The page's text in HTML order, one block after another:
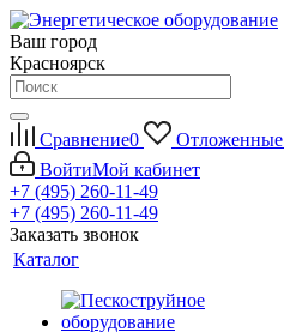
Ваш город
Красноярск
Сравнение0 Отложенные
ВойтиМой кабинет
+7 (495) 260-11-49
+7 (495) 260-11-49
Заказать звонок
Каталог